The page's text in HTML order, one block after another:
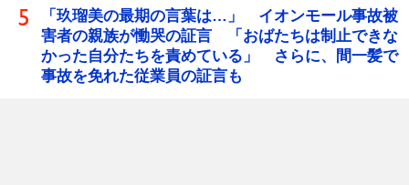
「玖瑠美の最期の言葉は…」 イオンモール事故被
害者の親族が慟哭の証言 「おばたちは制止できな
かった自分たちを責めている」 さらに、間一髪で
事故を免れた従業員の証言も